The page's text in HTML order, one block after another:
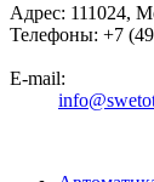
Адрес: 111024,
Телефоны: +7
E-mail: